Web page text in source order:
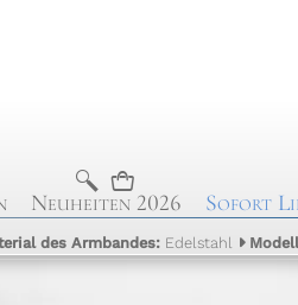
b n
Neuheiten 2026 Sofort
des Armbandes: Edelstahl